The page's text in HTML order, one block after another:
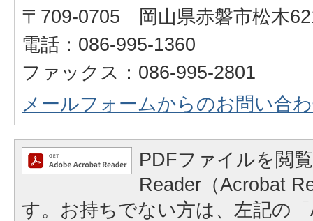
〒709-0705 岡山県赤磐市松木
電話：086-995-1360
ファックス：086-995-2801
メールフォームからのお問い合
PDFファイルを閲
Reader（Acrobat
す。お持ちでない方は、左記の